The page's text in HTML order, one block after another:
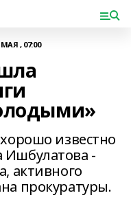
МАЯ , 07:00
известно
-
активного
прокуратуры.